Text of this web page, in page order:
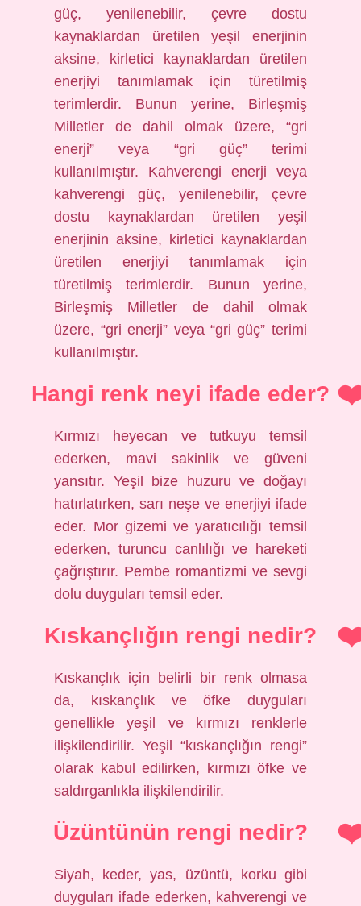
güç, yenilenebilir, çevre dostu
kaynaklardan üretilen yeşil enerjinin
aksine, kirletici kaynaklardan üretilen
enerjiyi tanımlamak için türetilmiş
terimlerdir. Bunun yerine, Birleşmiş
Milletler de dahil olmak üzere, “gri
enerji” veya “gri güç” terimi
kullanılmıştır. Kahverengi enerji veya
kahverengi güç, yenilenebilir, çevre
dostu kaynaklardan üretilen yeşil
enerjinin aksine, kirletici kaynaklardan
üretilen enerjiyi tanımlamak için
türetilmiş terimlerdir. Bunun yerine,
Birleşmiş Milletler de dahil olmak
üzere, “gri enerji” veya “gri güç” terimi
kullanılmıştır.
Hangi renk neyi ifade eder?
Kırmızı heyecan ve tutkuyu temsil
ederken, mavi sakinlik ve güveni
yansıtır. Yeşil bize huzuru ve doğayı
hatırlatırken, sarı neşe ve enerjiyi ifade
eder. Mor gizemi ve yaratıcılığı temsil
ederken, turuncu canlılığı ve hareketi
çağrıştırır. Pembe romantizmi ve sevgi
dolu duyguları temsil eder.
Kıskançlığın rengi nedir?
Kıskançlık için belirli bir renk olmasa
da, kıskançlık ve öfke duyguları
genellikle yeşil ve kırmızı renklerle
ilişkilendirilir. Yeşil “kıskançlığın rengi”
olarak kabul edilirken, kırmızı öfke ve
saldırganlıkla ilişkilendirilir.
Üzüntünün rengi nedir?
Siyah, keder, yas, üzüntü, korku gibi
duyguları ifade ederken, kahverengi ve